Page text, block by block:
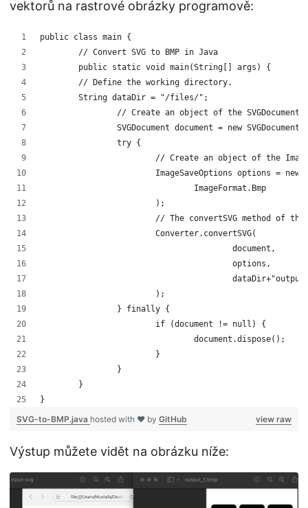
vektorů na rastrové obrázky programově:
public class main {
	// Convert SVG to BMP in Java
	public static void main(String[] args) {
        // Define the working directory.
        String dataDir = "/files/";
// Create an object of the
SVGDocument document = new
		try {
// Create an object of the
ImageSaveOptions options =
				ImageFormat.Bmp
			);
// The convertSVG method of
			Converter.convertSVG(
					document,
					options,
			);
		} finally {
			if (document != null) {
				document.dispose();
			}
		}
}
view raw
SVG-to-BMP.java hosted with ❤ by GitHub
Výstup můžete vidět na obrázku níže: